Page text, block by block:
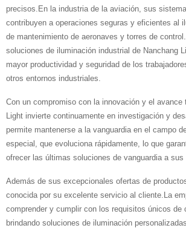
precisos.En la industria de la aviación, sus
contribuyen a operaciones seguras y eficientes al
de mantenimiento de aeronaves y torres de
soluciones de iluminación industrial de Nanchang
mayor productividad y seguridad de los
otros entornos industriales.
Con un compromiso con la innovación y el avance
Light invierte continuamente en investigación y
permite mantenerse a la vanguardia en el campo
especial, que evoluciona rápidamente, lo que
ofrecer las últimas soluciones de vanguardia a sus
Además de sus excepcionales ofertas de
conocida por su excelente servicio al cliente.La
comprender y cumplir con los requisitos únicos de
brindando soluciones de iluminación